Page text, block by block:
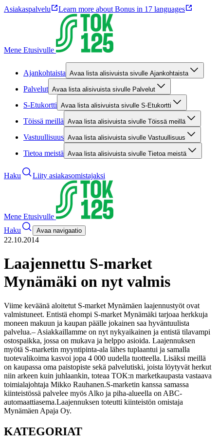
Asiakaspalvelu Learn more about Bonus in 17 languages
Mene Etusivulle
Ajankohtaista Avaa lista alisivuista sivulle Ajankohtaista
Palvelut Avaa lista alisivuista sivulle Palvelut
S-Etukortti Avaa lista alisivuista sivulle S-Etukortti
Töissä meillä Avaa lista alisivuista sivulle Töissä meillä
Vastuullisuus Avaa lista alisivuista sivulle Vastuullisuus
Tietoa meistä Avaa lista alisivuista sivulle Tietoa meistä
Haku Liity asiakasomistajaksi
Mene Etusivulle
Haku
Avaa navigaatio
22.10.2014
Laajennettu S-market
Mynämäki on nyt valmis
Viime keväänä aloitetut S-market Mynämäen laajennustyöt ovat
valmistuneet. Entistä ehompi S-market Mynämäki tarjoaa herkkuja
moneen makuun ja kaupan päälle jokainen saa hyväntuulista
palvelua.– Asiakkaillamme on nyt nykyaikainen ja entistä tilavampi
ostospaikka, jossa on mukava ja helppo asioida. Laajennuksen
myötä S-marketin myyntipinta-ala lähes tuplaantui ja samalla
tuotevalikoima kasvoi jopa 4 000 uudella tuotteella. Lisäksi meillä
on kaupassa oma paistopiste sekä palvelutiski, joista löytyvät herkut
niin arkeen kuin juhlaankin, toteaa TOK:n marketkaupasta vastaava
toimialajohtaja Mikko Rauhanen.S-marketin kanssa samassa
kiinteistössä palvelee myös Alko ja piha-alueella on ABC-
automaattiasema.Laajennuksen toteutti kiinteistön omistaja
Mynämäen Apaja Oy.
KATEGORIAT